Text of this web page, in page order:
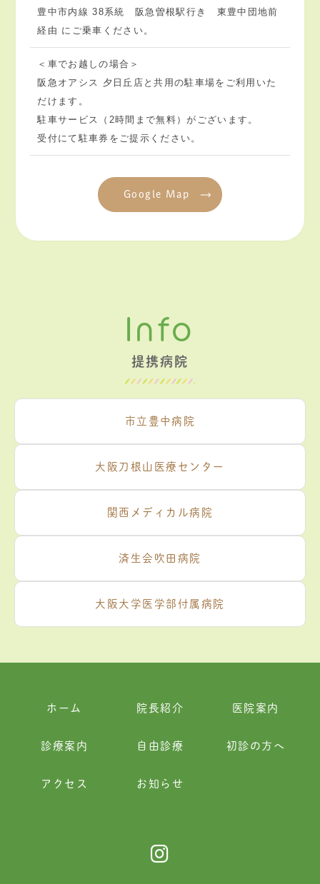
豊中市内線 38系統 阪急曽根駅行き 東豊中団地前
経由 にご乗車ください。
＜車でお越しの場合＞
阪急オアシス 夕日丘店と共用の駐車場をご利用いた
だけます。
駐車サービス（2時間まで無料）がございます。
受付にて駐車券をご提示ください。
Google Map
Info
提携病院
市立豊中病院
大阪刀根山医療センター
関西メディカル病院
済生会吹田病院
大阪大学医学部付属病院
ホーム 院長紹介 医院案内
診療案内 自由診療 初診の方へ
アクセス お知らせ